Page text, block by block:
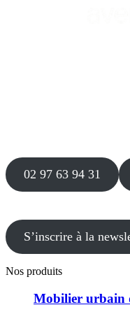
02 97 63 94 31
S’inscrire à la
Nos produits
Mobilier urbain